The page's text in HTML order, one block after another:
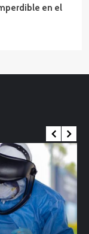
en el